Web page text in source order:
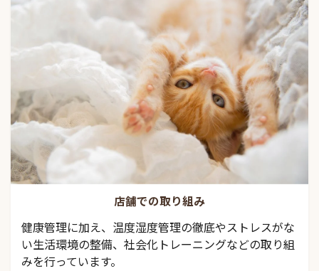
店舗での取り組み
健康管理に加え、温度湿度管理の徹底やストレスがな
い生活環境の整備、社会化トレーニングなどの取り組
みを行っています。